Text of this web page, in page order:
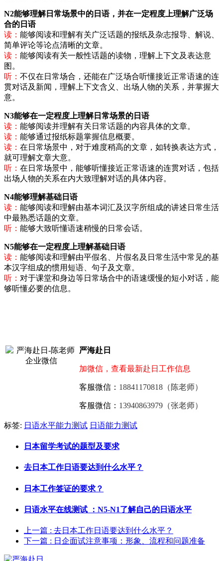
N2能够理解日常场景中的日语，并在一定程度上理解广泛场
合的日语
读： 能够阅读和理解有关广泛话题的报纸及杂志报导、解说、
简单评论等论点清晰的文章。
读： 能够阅读有关一般性话题的读物，理解上下文及表达意
图。
听： 不仅在日常场合，还能在广泛场合听懂接近正常语速的连
贯对话及新闻，理解上下文含义、出场人物的关系，并掌握大
意。
N3能够在一定程度上理解日常场景的日语
读： 能够阅读并理解有关日常话题的内容具体的文章。
读： 能够通过报纸标题掌握信息概要。
读： 在日常场景中，对于难度稍高的文章，如转换表达方式，
就可理解文章大意。
听： 在日常场景中，能够听懂接近正常语速的连贯对话，包括
出场人物的关系在内大致理解对话的具体内容。
N4能够理解基础日语
读： 能够阅读和理解由基本词汇及汉字所组成的讲述日常生活
中最熟悉话题的文章。
听： 能够大致听懂语速稍慢的日常会话。
N5能够在一定程度上理解基础日语
读： 能够阅读和理解由平假名、片假名及日常生活中常见的基
本汉字组成的惯用短语、句子及文章。
听： 对于课堂和身边等日常场合中的语速缓慢的短小对话，能
够听懂必要的信息。
严海赴日
加微信，查看最新赴日工作信息
客服微信： 18841170818（陈老师）
客服微信： 13940863979（张老师）
标签: 日语水平能力测试 日语能力测试
日本留学考试的题型及要求
去日本工作日语要达到什么水平？
日本工作签证的要求？
日语水平在线测试 ：N5-N1了解自己的日语水平
上一篇 : 去日本工作日语要达到什么水平？
下一篇 : 日企面试注意事项：形象、流程和问题准备